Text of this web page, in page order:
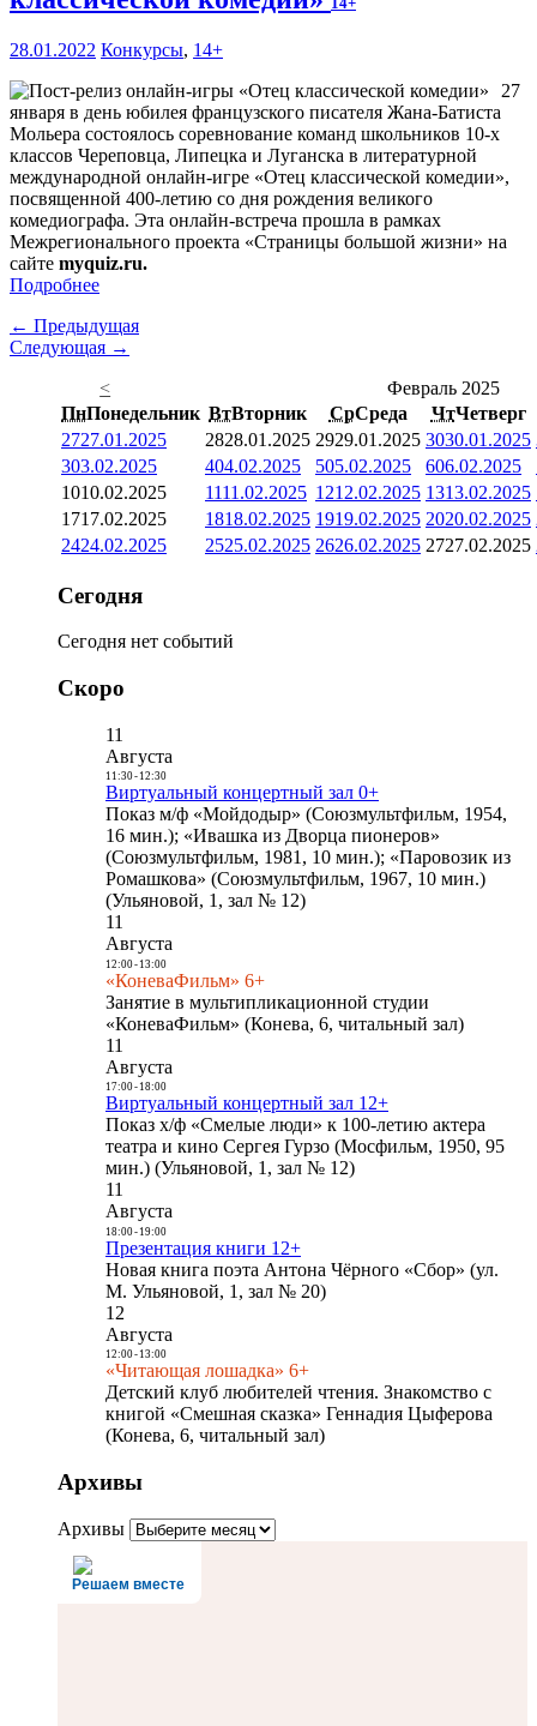
28.01.2022 Конкурсы, 14+
27
января в день юбилея французского писателя Жана-Батиста
Мольера состоялось соревнование команд школьников 10-х
классов Череповца, Липецка и Луганска в литературной
международной онлайн-игре «Отец классической комедии»,
посвященной 400-летию со дня рождения великого
комедиографа. Эта онлайн-встреча прошла в рамках
Межрегионального проекта «Страницы большой жизни» на
сайте myquiz.ru.
Подробнее
← Предыдущая
Следующая →
<
Февраль 2025
ПнПонедельник ВтВторник СрСреда ЧтЧетверг
2727.01.2025 2828.01.2025 2929.01.2025 3030.01.2025
303.02.2025 404.02.2025 505.02.2025 606.02.2025
1010.02.2025 1111.02.2025 1212.02.2025 1313.02.2025
1717.02.2025 1818.02.2025 1919.02.2025 2020.02.2025
2424.02.2025 2525.02.2025 2626.02.2025 2727.02.2025
Сегодня
Сегодня нет событий
Скоро
11
Августа
11:30- 12:30
Виртуальный концертный зал 0+
Показ м/ф «Мойдодыр» (Союзмультфильм, 1954,
16 мин.); «Ивашка из Дворца пионеров»
(Союзмультфильм, 1981, 10 мин.); «Паровозик из
Ромашкова» (Союзмультфильм, 1967, 10 мин.)
(Ульяновой, 1, зал № 12)
11
Августа
12:00- 13:00
«КоневаФильм» 6+
Занятие в мультипликационной студии
«КоневаФильм» (Конева, 6, читальный зал)
11
Августа
17:00- 18:00
Виртуальный концертный зал 12+
Показ х/ф «Смелые люди» к 100-летию актера
театра и кино Сергея Гурзо (Мосфильм, 1950, 95
мин.) (Ульяновой, 1, зал № 12)
11
Августа
18:00- 19:00
Презентация книги 12+
Новая книга поэта Антона Чёрного «Сбор» (ул.
М. Ульяновой, 1, зал № 20)
12
Августа
12:00- 13:00
«Читающая лошадка» 6+
Детский клуб любителей чтения. Знакомство с
книгой «Смешная сказка» Геннадия Цыферова
(Конева, 6, читальный зал)
Архивы
Архивы
Решаем вместе